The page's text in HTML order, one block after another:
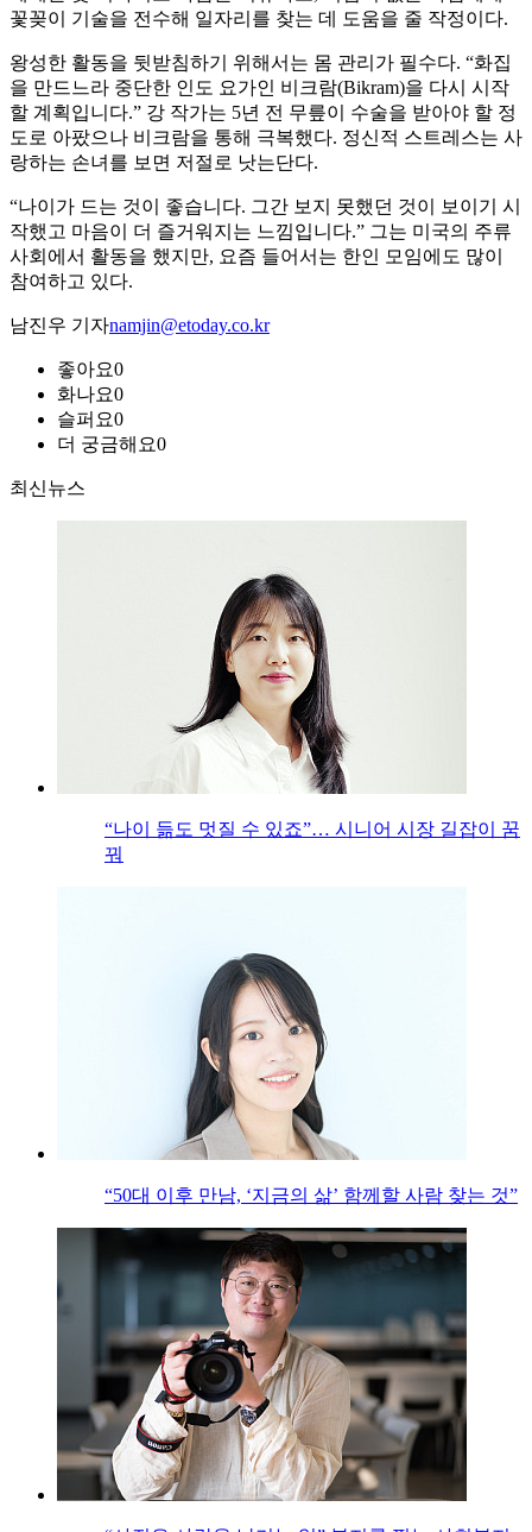
꽃꽂이 기술을 전수해 일자리를 찾는 데 도움을 줄 작정이다.
왕성한 활동을 뒷받침하기 위해서는 몸 관리가 필수다. “화집
을 만드느라 중단한 인도 요가인 비크람(Bikram)을 다시 시작
할 계획입니다.” 강 작가는 5년 전 무릎이 수술을 받아야 할 정
도로 아팠으나 비크람을 통해 극복했다. 정신적 스트레스는 사
랑하는 손녀를 보면 저절로 낫는단다.
“나이가 드는 것이 좋습니다. 그간 보지 못했던 것이 보이기 시
작했고 마음이 더 즐거워지는 느낌입니다.” 그는 미국의 주류
사회에서 활동을 했지만, 요즘 들어서는 한인 모임에도 많이
참여하고 있다.
남진우 기자namjin@etoday.co.kr
좋아요0
화나요0
슬퍼요0
더 궁금해요0
최신뉴스
“나이 듦도 멋질 수 있죠”… 시니어 시장 길잡이 꿈
꿔
“50대 이후 만남, ‘지금의 삶’ 함께할 사람 찾는 것”